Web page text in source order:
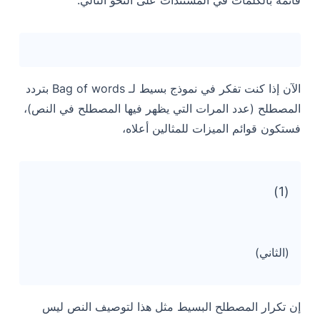
الآن إذا كنت تفكر في نموذج بسيط لـ Bag of words بتردد
المصطلح (عدد المرات التي يظهر فيها المصطلح في النص)،
فستكون قوائم الميزات للمثالين أعلاه،
(1)
(الثاني)
إن تكرار المصطلح البسيط مثل هذا لتوصيف النص ليس